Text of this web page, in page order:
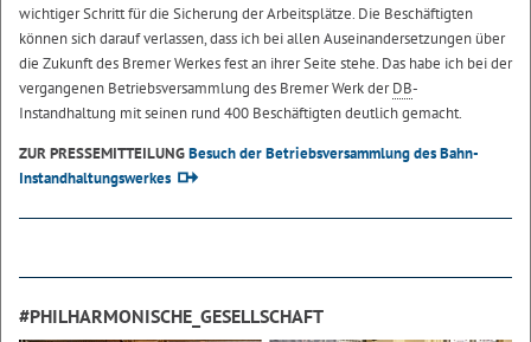
wichtiger Schritt für die Sicherung der Arbeitsplätze. Die Beschäftigten
können sich darauf verlassen, dass ich bei allen Auseinandersetzungen über
die Zukunft des Bremer Werkes fest an ihrer Seite stehe. Das habe ich bei der
vergangenen Betriebsversammlung des Bremer Werk derDB-
Instandhaltung mit seinen rund 400 Beschäftigten deutlich gemacht.
ZUR PRESSEMITTEILUNGBesuch der Betriebsversammlung des Bahn-
Instandhaltungswerkes
#PHILHARMONISCHE_GESELLSCHAFT